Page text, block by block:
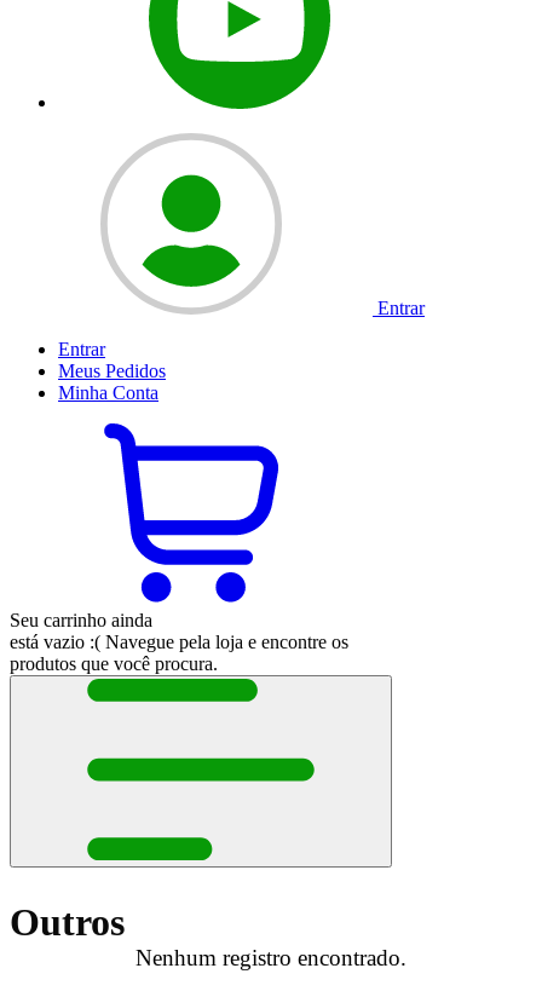
Entrar
Entrar
Meus Pedidos
Minha Conta
Seu carrinho ainda
está vazio :( Navegue pela loja e encontre os
produtos que você procura.
Outros
Nenhum registro encontrado.